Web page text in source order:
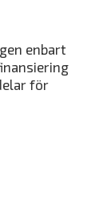
enbart
för